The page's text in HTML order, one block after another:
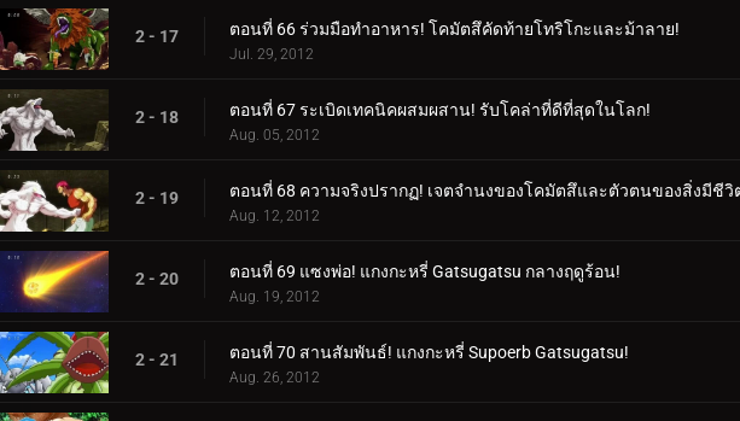
2 - 17 ตอนที่ 66 ร่วมมือทำอาหาร! โคมัตสึคัดท้ายโทริโกะและม้าลาย!
Jul. 29, 2012
2 - 18 ตอนที่ 67 ระเบิดเทคนิคผสมผสาน! รับโคล่าที่ดีที่สุดในโลก!
Aug. 05, 2012
2 - 19 ตอนที่ 68 ความจริงปรากฏ! เจตจำนงของโคมัตสึและตัวตนของสิ่งมีชีวิ
Aug. 12, 2012
2 - 20 ตอนที่ 69 แซงพ่อ! แกงกะหรี่ Gatsugatsu กลางฤดูร้อน!
Aug. 19, 2012
2 - 21 ตอนที่ 70 สานสัมพันธ์! แกงกะหรี่ Supoerb Gatsugatsu!
Aug. 26, 2012